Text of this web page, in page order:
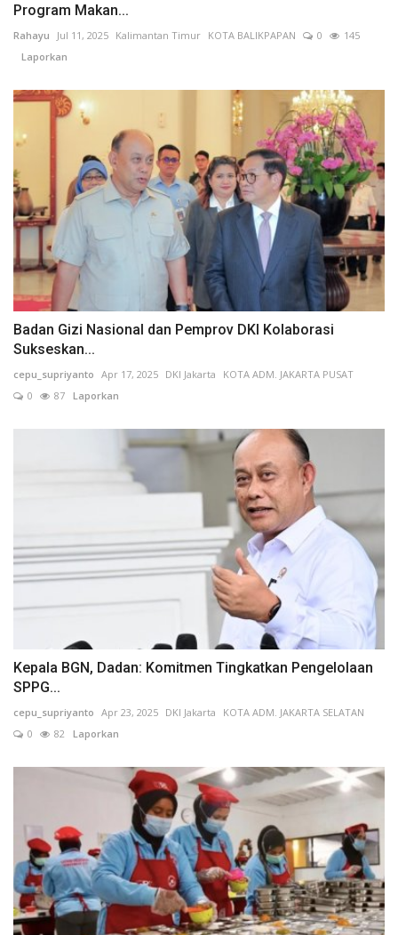
Program Makan...
Rahayu Jul 11, 2025 Kalimantan Timur KOTA BALIKPAPAN 0
145
Laporkan
Badan Gizi Nasional dan Pemprov DKI Kolaborasi
Sukseskan...
cepu_supriyanto Apr 17, 2025 DKI Jakarta
KOTA ADM. JAKARTA PUSAT
0
87 Laporkan
Kepala BGN, Dadan: Komitmen Tingkatkan Pengelolaan
SPPG...
cepu_supriyanto Apr 23, 2025 DKI Jakarta
KOTA ADM. JAKARTA SELATAN
0
82 Laporkan